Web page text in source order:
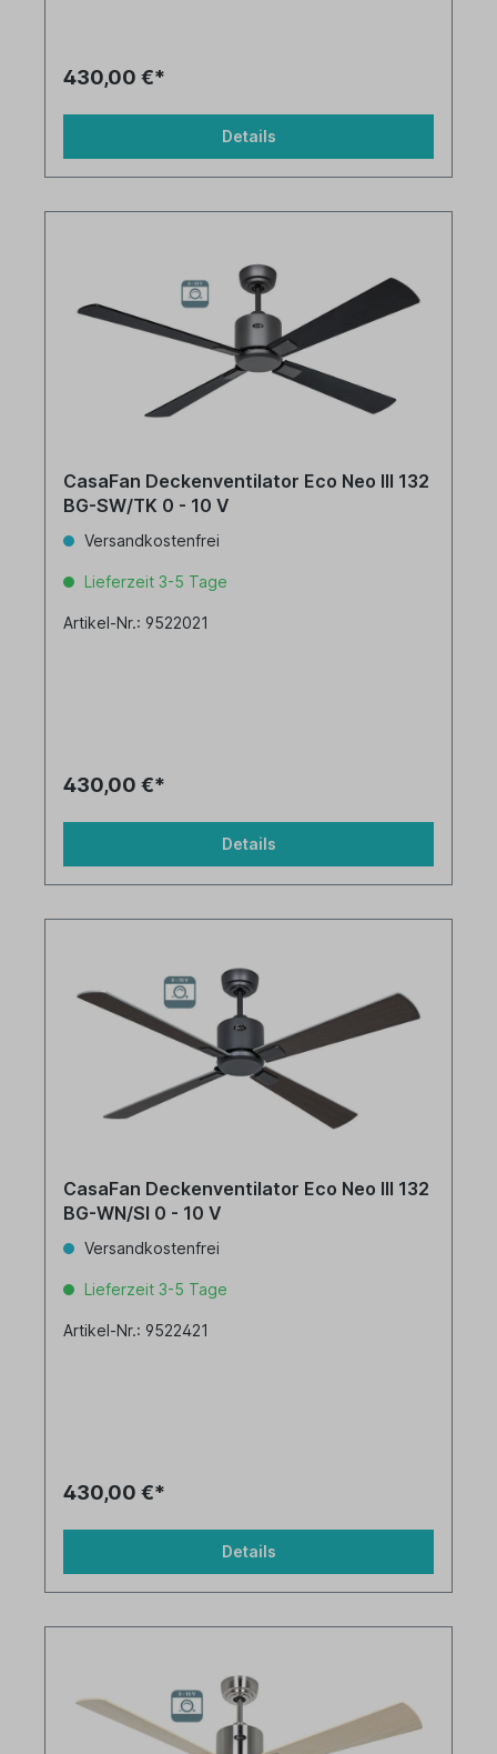
430,00 €*
Details
CasaFan Deckenventilator Eco Neo III 132
BG-SW/TK 0 - 10 V
Versandkostenfrei
Lieferzeit 3-5 Tage
Artikel-Nr.: 9522021
430,00 €*
Details
CasaFan Deckenventilator Eco Neo III 132
BG-WN/SI 0 - 10 V
Versandkostenfrei
Lieferzeit 3-5 Tage
Artikel-Nr.: 9522421
430,00 €*
Details